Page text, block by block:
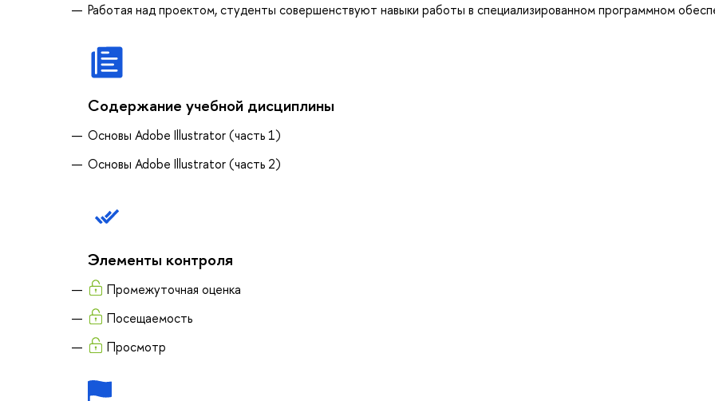
Работая над проектом, студенты совершенствуют навыки работы в специализированном программном
Содержание учебной дисциплины
Основы Adobe Illustrator (часть 1)
Основы Adobe Illustrator (часть 2)
Элементы контроля
Промежуточная оценка
Посещаемость
Просмотр